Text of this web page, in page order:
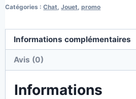
Catégories :Chat,Jouet,promo
Informations complémentaires
Avis (0)
Informations